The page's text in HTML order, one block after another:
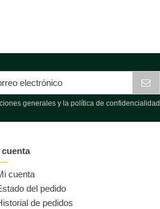
generales y la política de confidencialidad
cuenta
cuenta
del pedido
de pedidos